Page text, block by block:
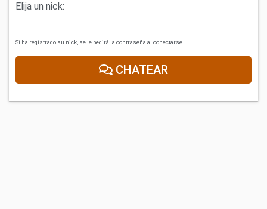
Elija un nick:
Si ha registrado su nick, se le pedirá la contraseña al conectarse.
CHATEAR